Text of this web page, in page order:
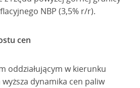
NBP (3,5% r/r).
cen
oddziałującym w kierunku
dynamika cen paliw